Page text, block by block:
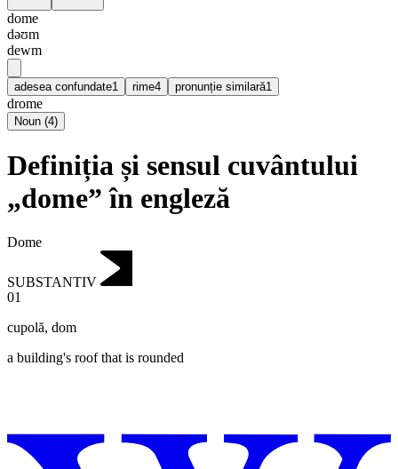
dome
dəʊm
dewm
adesea confundate1 rime4 pronunție similară1
drome
Noun (4)
Definiția și sensul cuvântului
„dome” în engleză
Dome
SUBSTANTIV
01
cupolă, dom
a building's roof that is rounded